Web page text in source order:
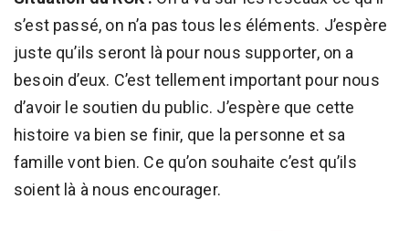
s’est passé, on n’a pas tous les éléments. J’espère
juste qu’ils seront là pour nous supporter, on a
besoin d’eux. C’est tellement important pour nous
d’avoir le soutien du public. J’espère que cette
histoire va bien se finir, que la personne et sa
famille vont bien. Ce qu’on souhaite c’est qu’ils
soient là à nous encourager.